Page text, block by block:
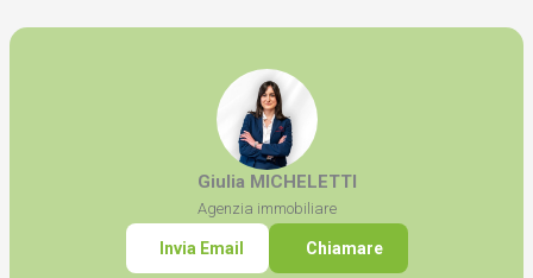
Giulia MICHELETTI
Agenzia immobiliare
Invia Email Chiamare